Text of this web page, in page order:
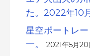
た。2022年10
星空ポートレ
一。
2021年5月20